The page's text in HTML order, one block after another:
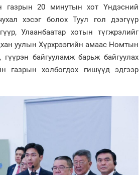
газрын 20 минутын хот Үндэсний
хэсэг болох Туул гол дээгүүр
Улаанбаатар хотын түгжрэлийг
уулын Хүрхрээгийн амаас Номтын
байгууламж барьж байгуулах
газрын холбогдох гишүүд эдгээр